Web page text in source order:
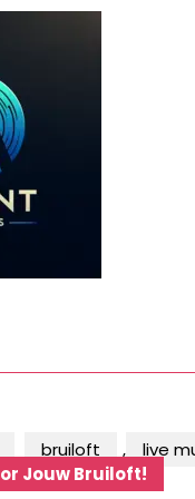
bruiloft , live
Jouw Bruiloft!